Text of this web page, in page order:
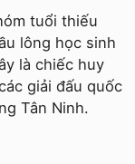
tuổi thiếu
lông học sinh
là chiếc huy
giải đấu quốc
Tân Ninh.